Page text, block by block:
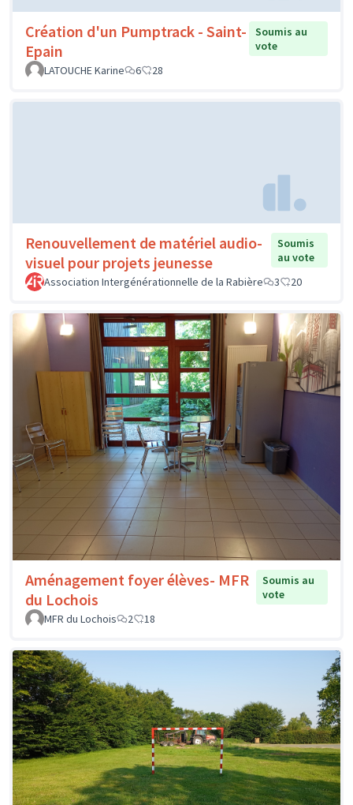
Création d'un Pumptrack - Saint-
Epain
Soumis au
vote
LATOUCHE Karine
6 28
Renouvellement de matériel audio-
visuel pour projets jeunesse
Soumis
au vote
Association Intergénérationnelle de la Rabière
3 20
Aménagement foyer élèves- MFR
du Lochois
Soumis au
vote
MFR du Lochois
2 18